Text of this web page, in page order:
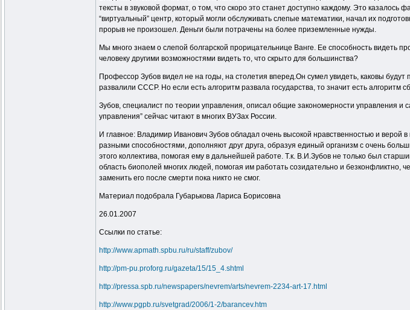
тексты в звуковой формат, о том, что скоро это станет доступно каждому. Это
“виртуальный” центр, который могли обслуживать слепые математики, начал их
прорыв не произошел. Деньги были потрачены на более приземленные нужды.
Мы много знаем о слепой болгарской прорицательнице Ванге. Ее способность видеть
человеку другими возможностями видеть то, что скрыто для большинства?
Профессор Зубов видел не на годы, на столетия вперед.Он сумел увидеть, каковы
развалили СССР. Но если есть алгоритм развала государства, то значит есть алгоритм
Зубов, специалист по теории управления, описал общие закономерности управления
управления” сейчас читают в многих ВУЗах России.
И главное: Владимир Иванович Зубов обладал очень высокой нравственностью и
разными способностями, дополняют друг друга, образуя единый организм с очень
этого коллектива, помогая ему в дальнейшей работе. Т.к. В.И.Зубов не только был
область биополей многих людей, помогая им работать созидательно и
заменить его после смерти пока никто не смог.
Материал подобрала Губарькова Лариса Борисовна
26.01.2007
Ссылки по статье:
http://www.apmath.spbu.ru/ru/staff/zubov/
http://pm-pu.proforg.ru/gazeta/15/15_4.shtml
http://pressa.spb.ru/newspapers/nevrem/arts/nevrem-2234-art-17.html
http://www.pgpb.ru/svetgrad/2006/1-2/barancev.htm